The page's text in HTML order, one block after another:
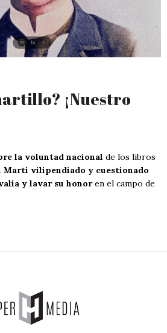
¡Nuestro
la voluntad nacional de los libros
Martí vilipendiado y cuestionado
y lavar su honoren el campo de